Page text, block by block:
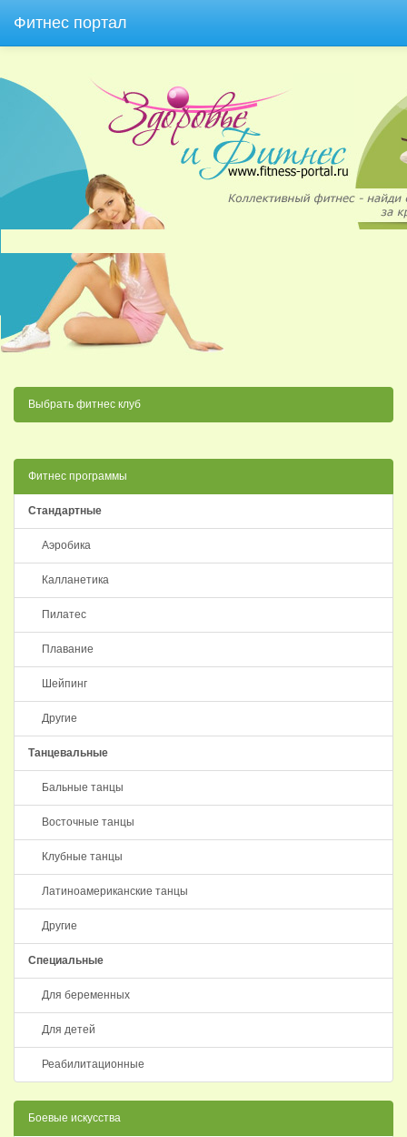
Фитнес портал
Выбрать фитнес клуб
Фитнес программы
Стандартные
Аэробика
Калланетика
Пилатес
Плавание
Шейпинг
Другие
Танцевальные
Бальные танцы
Восточные танцы
Клубные танцы
Латиноамериканские танцы
Другие
Специальные
Для беременных
Для детей
Реабилитационные
Боевые искусства